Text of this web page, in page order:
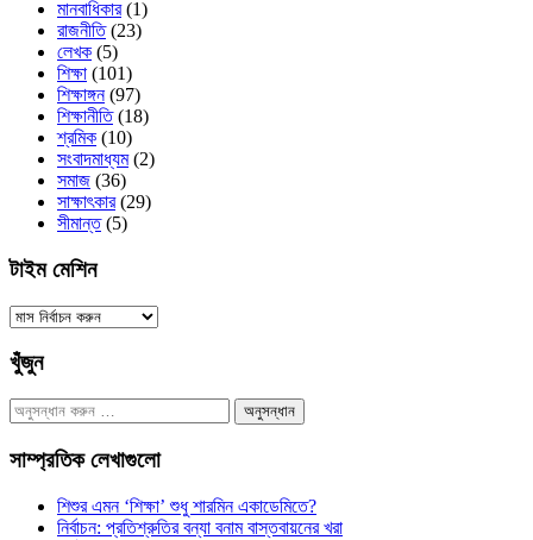
মানবাধিকার(1)
রাজনীতি(23)
লেখক (5)
শিক্ষা (101)
শিক্ষাঙ্গন(97)
শিক্ষানীতি(18)
শ্রমিক (10)
সংবাদমাধ্যম(2)
সমাজ (36)
সাক্ষাৎকার(29)
সীমান্ত(5)
টাইম মেশিন
টাইম
খুঁজুন
অনুসন্ধানঃ
সাম্প্রতিক লেখাগুলো
শিশুর এমন ‘শিক্ষা’ শুধু শারমিন একাডেমিতে?
নির্বাচন: প্রতিশ্রুতির বন্যা বনাম বাস্তবায়নের খরা